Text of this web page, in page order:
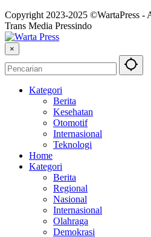
Copyright 2023-2025 ©WartaPress -
Trans Media Pressindo
×
Kategori
Berita
Kesehatan
Otomotif
Internasional
Teknologi
Home
Kategori
Berita
Regional
Nasional
Internasional
Olahraga
Demokrasi